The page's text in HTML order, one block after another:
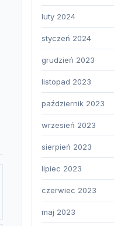
luty 2024
styczeń 2024
grudzień 2023
listopad 2023
październik 2023
wrzesień 2023
sierpień 2023
lipiec 2023
czerwiec 2023
maj 2023